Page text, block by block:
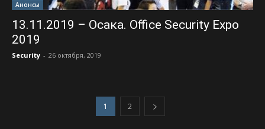
Анонсы
13.11.2019 – Осака. Office Security Expo
2019
Security - 26 октября, 2019
1 2